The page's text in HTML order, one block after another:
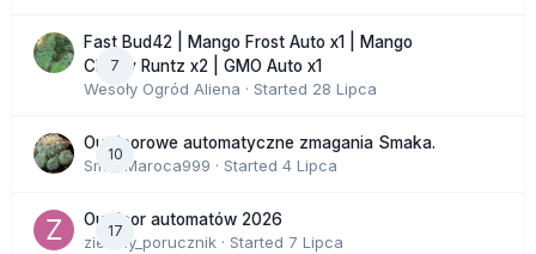
7
Fast Bud42 | Mango Frost Auto x1 | Mango
Cherry Runtz x2 | GMO Auto x1
Wesoły Ogród Aliena · Started 28 Lipca
10
Outdoorowe automatyczne zmagania Smaka.
SmakMaroca999 · Started 4 Lipca
17
Outdoor automatów 2026
zielony_porucznik · Started 7 Lipca